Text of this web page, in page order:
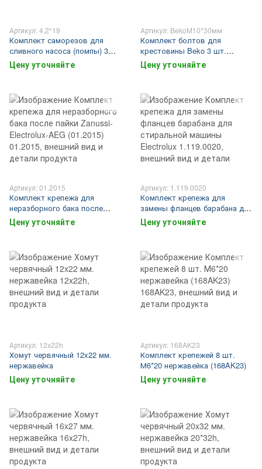
Артикул: 4,2*19
Комплект саморезов для
сливного насоса (помпы) 3
шт.
Цену уточняйте
Артикул: BekoМ10*30мм
Комплект болтов для
крестовины Beko 3 шт.
М10*30мм
Цену уточняйте
Артикул: 01.2015
Комплект крепежа для
неразборного бака после
пайки Zanussi-Electrolux-AEG
(01.2015)
Цену уточняйте
Артикул: 1.119.0020
Комплект крепежа для
замены фланцев барабана для
стиральной машины Electrolux
Цену уточняйте
Артикул: 12x22h
Хомут червячный 12x22 мм.
нержавейка
Цену уточняйте
Артикул: 168AK23
Комплект крепежей 8 шт.
М6*20 нержавейка (168AK23)
Цену уточняйте